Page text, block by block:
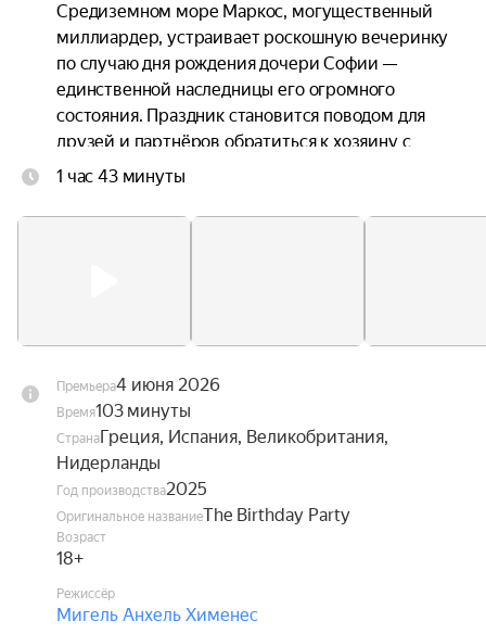
Средиземном море Маркос, могущественный
миллиардер, устраивает роскошную вечеринку
по случаю дня рождения дочери Софии —
единственной наследницы его огромного
состояния. Праздник становится поводом для
друзей и партнёров обратиться к хозяину с
просьбами и решить за его счёт свои проблемы.
которое должно определить будущее дочери.
1 час 43 минуты
Премьера4 июня 2026
Время103 минуты
СтранаГреция, Испания, Великобритания,
Нидерланды
Год производства2025
Оригинальное названиеThe Birthday Party
Возраст
18+
Режиссёр
Мигель Анхель Хименес